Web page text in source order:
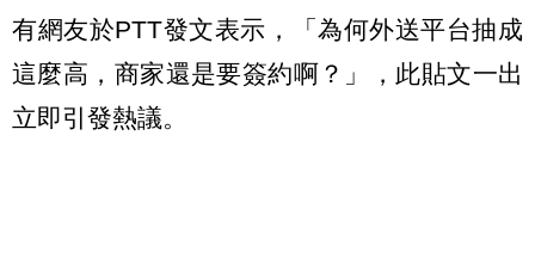
有網友於PTT發文表示，「為何外送平台抽成
這麼高，商家還是要簽約啊？」，此貼文一出
立即引發熱議。